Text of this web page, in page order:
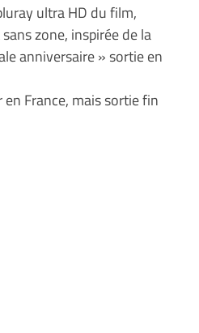
ultra HD du film,
zone, inspirée de la
anniversaire » sortie en
France, mais sortie fin